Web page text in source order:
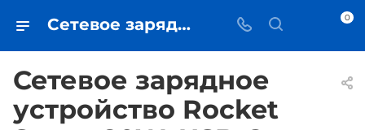
Сетевое зарядное устройство Rocket Space 20W, USB-C • купить в Самаре - iЧехол 0
Сетевое зарядное
устройство Rocket